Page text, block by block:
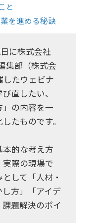
と
を進める秘訣
に株式会社
集部（株式会
たウェビナ
直したい、
の内容を一
たものです。
的な考え方
際の現場で
して「人材・
方」「アイデ
題解決のポイ